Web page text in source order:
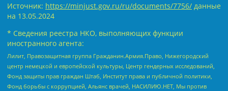
Источник: https://minjust.gov.ru/ru/documents/7756/ данные
на 13.05.2024
* Сведения реестра НКО, выполняющих функции
иностранного агента:
Лилит, Правозащитная группа Гражданин.Армия.Право, Нижегородский
центр немецкой и европейской культуры, Центр гендерных исследований,
Фонд защиты прав граждан Штаб, Институт права и публичной политики,
Фонд борьбы с коррупцией, Альянс врачей, НАСИЛИЮ.НЕТ, Мы против